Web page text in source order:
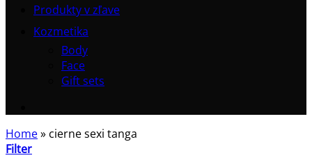
Produkty v zľave
Kozmetika
Body
Face
Gift sets
Home» cierne sexi tanga
Filter